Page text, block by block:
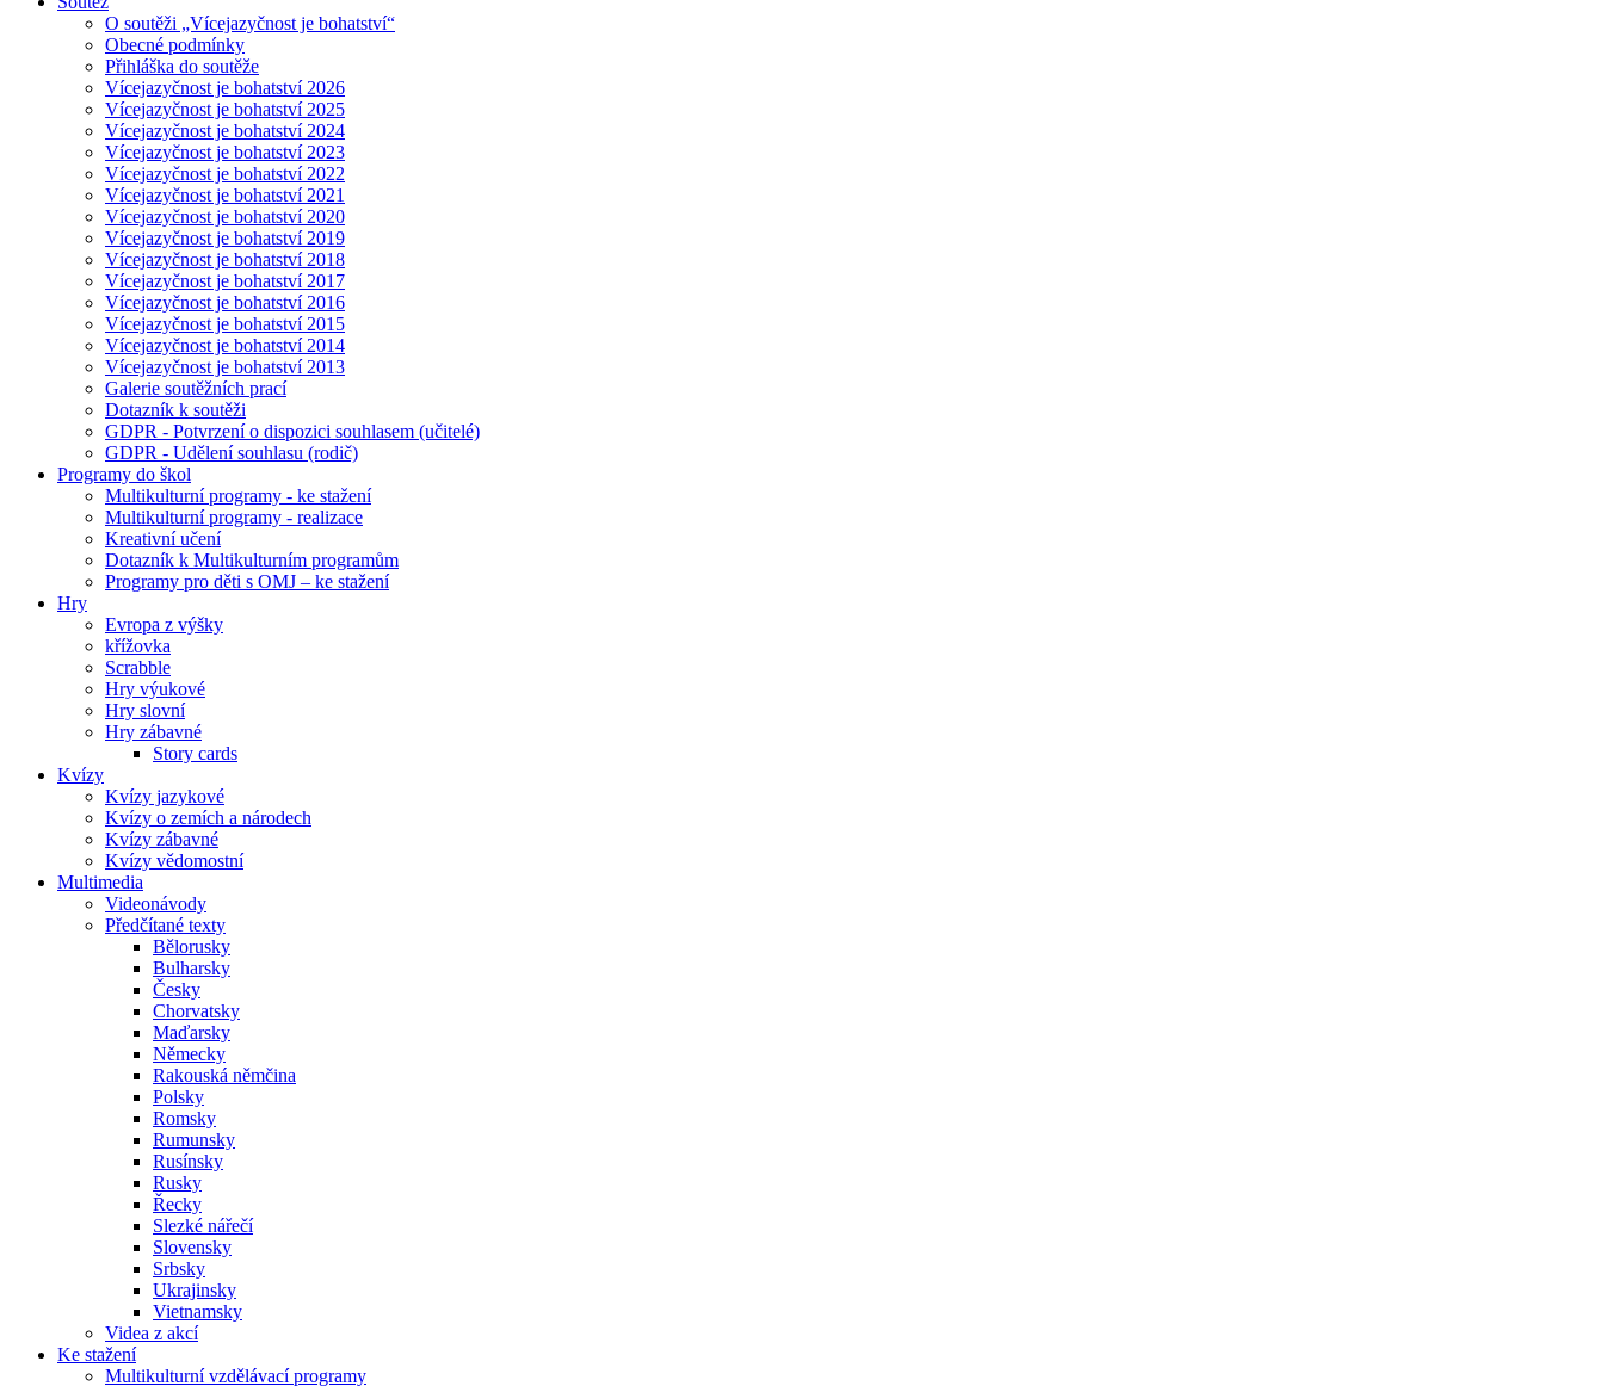
O soutěži „Vícejazyčnost je bohatství“
Obecné podmínky
Přihláška do soutěže
Vícejazyčnost je bohatství 2026
Vícejazyčnost je bohatství 2025
Vícejazyčnost je bohatství 2024
Vícejazyčnost je bohatství 2023
Vícejazyčnost je bohatství 2022
Vícejazyčnost je bohatství 2021
Vícejazyčnost je bohatství 2020
Vícejazyčnost je bohatství 2019
Vícejazyčnost je bohatství 2018
Vícejazyčnost je bohatství 2017
Vícejazyčnost je bohatství 2016
Vícejazyčnost je bohatství 2015
Vícejazyčnost je bohatství 2014
Vícejazyčnost je bohatství 2013
Galerie soutěžních prací
Dotazník k soutěži
GDPR - Potvrzení o dispozici souhlasem (učitelé)
GDPR - Udělení souhlasu (rodič)
Programy do škol
Multikulturní programy - ke stažení
Multikulturní programy - realizace
Kreativní učení
Dotazník k Multikulturním programům
Programy pro děti s OMJ – ke stažení
Hry
Evropa z výšky
křížovka
Scrabble
Hry výukové
Hry slovní
Hry zábavné
Story cards
Kvízy
Kvízy jazykové
Kvízy o zemích a národech
Kvízy zábavné
Kvízy vědomostní
Multimedia
Videonávody
Předčítané texty
Bělorusky
Bulharsky
Česky
Chorvatsky
Maďarsky
Německy
Rakouská němčina
Polsky
Romsky
Rumunsky
Rusínsky
Rusky
Řecky
Slezké nářečí
Slovensky
Srbsky
Ukrajinsky
Vietnamsky
Videa z akcí
Ke stažení
Multikulturní vzdělávací programy